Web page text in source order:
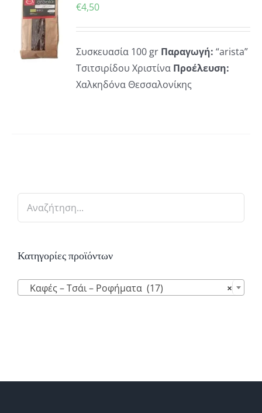
€4,50
Συσκευασία 100 gr Παραγωγή: “arista”
Τσιτσιρίδου Χριστίνα Προέλευση:
Χαλκηδόνα Θεσσαλονίκης
Κατηγορίες προϊόντων
×
Καφές – Τσάι – Ροφήματα (17)